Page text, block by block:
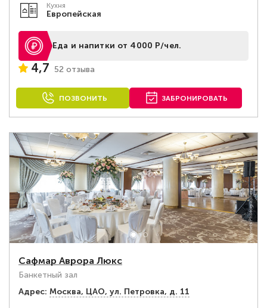
Кухня
Европейская
Еда и напитки от 4000 Р/чел.
4,7 52 отзыва
ПОЗВОНИТЬ ЗАБРОНИРОВАТЬ
Сафмар Аврора Люкс
Банкетный зал
Адрес: Москва, ЦАО, ул. Петровка, д. 11